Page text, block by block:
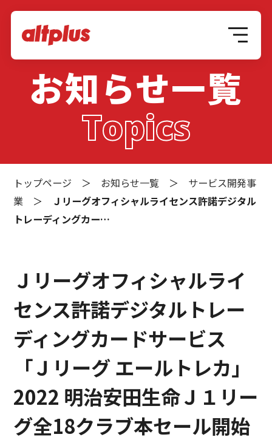
お知らせ一覧
Topics
トップページ ＞ お知らせ一覧 ＞ サービス開発事
業 ＞
Ｊリーグオフィシャルライセンス許諾デジタル
トレーディングカー…
Ｊリーグオフィシャルライ
センス許諾デジタルトレー
ディングカードサービス
「Ｊリーグ エールトレカ」
2022 明治安田生命Ｊ１リー
グ全18クラブ本セール開始